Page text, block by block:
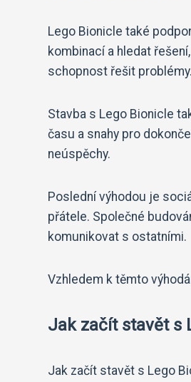
Lego Bionicle také
kombinací a hledat
schopnost řešit problémy.
Stavba s Lego Bionicle
času a snahy pro
neúspěchy.
Poslední výhodou je
přátele. Společné
komunikovat s ostatními.
Vzhledem k těmto
Jak začít stavět s
Jak začít stavět s Lego